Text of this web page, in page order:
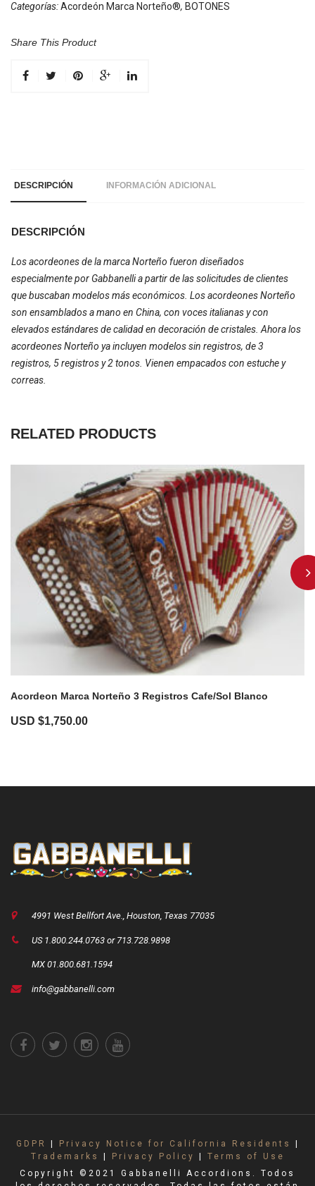
Rojo
Categorías:Acordeón Marca Norteño®, BOTONES
Share This Product
DESCRIPCIÓN INFORMACIÓN ADICIONAL
DESCRIPCIÓN
Los acordeones de la marca Norteño fueron diseñados
especialmente por Gabbanelli a partir de las solicitudes de clientes
que buscaban modelos más económicos. Los acordeones Norteño
son ensamblados a mano en China, con voces italianas y con
elevados estándares de calidad en decoración de cristales. Ahora los
acordeones Norteño ya incluyen modelos sin registros, de 3
registros, 5 registros y 2 tonos. Vienen empacados con estuche y
correas.
RELATED PRODUCTS
Acordeon Marca Norteño 3 Registros Cafe/Sol Blanco
USD $1,750.00
4991 West Bellfort Ave., Houston, Texas 77035
US 1.800.244.0763 or 713.728.9898
MX 01.800.681.1594
info@gabbanelli.com
GDPR Privacy Notice for California Residents
Trademarks
Privacy Policy
Terms of Use
Copyright ©2021 Gabbanelli Accordions. Todos